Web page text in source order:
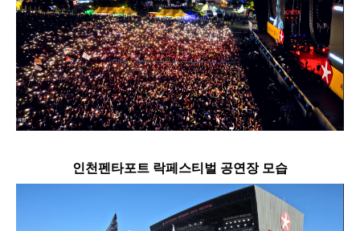
인천펜타포트 락페스티벌 공연장 모습